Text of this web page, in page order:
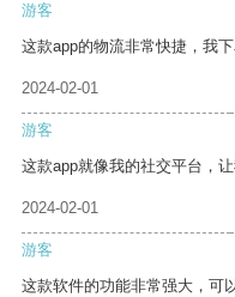
游客
这款app的物流非常快捷，我
2024-02-01
游客
这款app就像我的社交平台，
2024-02-01
游客
这款软件的功能非常强大，可